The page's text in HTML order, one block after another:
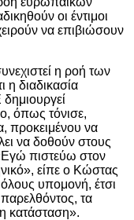
οι έντιμοι
να επιβιώσουν
η ροή των
διαδικασία
όπως τόνισε,
προκειμένου να
να δοθούν στους
πιστεύω στον
είπε ο Κώστας
όλους υπομονή, έτσι
τα
κατάσταση».